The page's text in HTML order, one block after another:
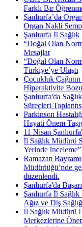
Farklı Bir
Şanlıurfa’da
Organ Nakli
Şanlıurfa İl
“Doğal Olan
Mesajlar
“Doğal Olan
Türkiye’ye Ulaştı
Çocukluk
Hiperaktivite
Şanlıurfa'da
Süreçleri
Parkinson
Hayati Önem
11 Nisan
İl Sağlık Müdürü
Yerinde İnceleme”
Ramazan
Müdürlüğü’nde
düzenlendi.
Şanlıurfa'da
Şanlıurfa İl
Ağız ve Diş
İl Sağlık Müdürü
Merkezlerine